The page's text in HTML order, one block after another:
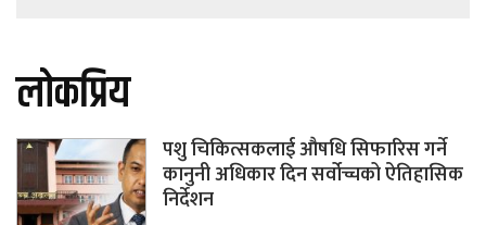
लोकप्रिय
पशु चिकित्सकलाई औषधि सिफारिस गर्ने
कानुनी अधिकार दिन सर्वोच्चको ऐतिहासिक
निर्देशन